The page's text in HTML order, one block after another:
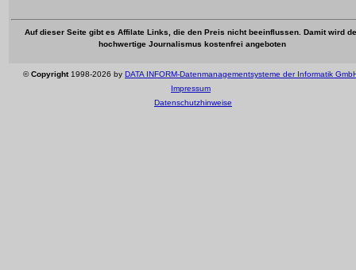
Auf dieser Seite gibt es Affilate Links, die den Preis nicht beeinflussen. Damit wird
hochwertige Journalismus kostenfrei angeboten
©Copyright1998-2026 by DATA INFORM-Datenmanagementsysteme der Informatik
Impressum
Datenschutzhinweise